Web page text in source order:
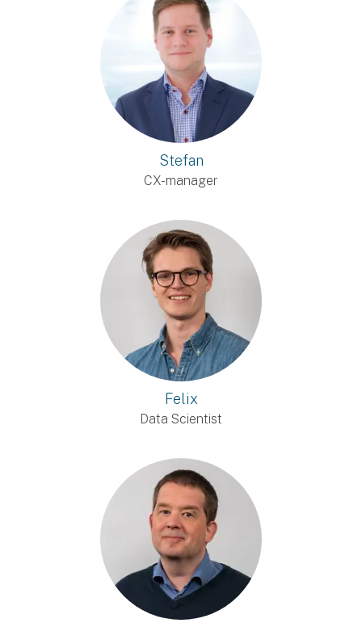
Stefan
CX-manager
Felix
Data Scientist